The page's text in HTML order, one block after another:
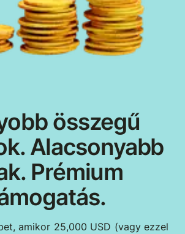
összegű
Alacsonyabb
Prémium
amikor 25,000 USD (vagy ezzel